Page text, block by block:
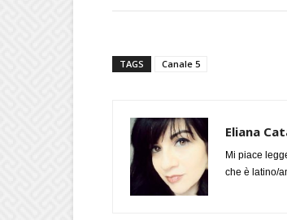
TAGS Canale 5
Eliana
Mi piace
che è latino/